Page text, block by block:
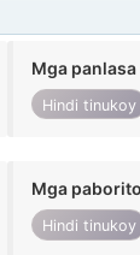
Mga
Hindi tinukoy
Mga
Hindi tinukoy